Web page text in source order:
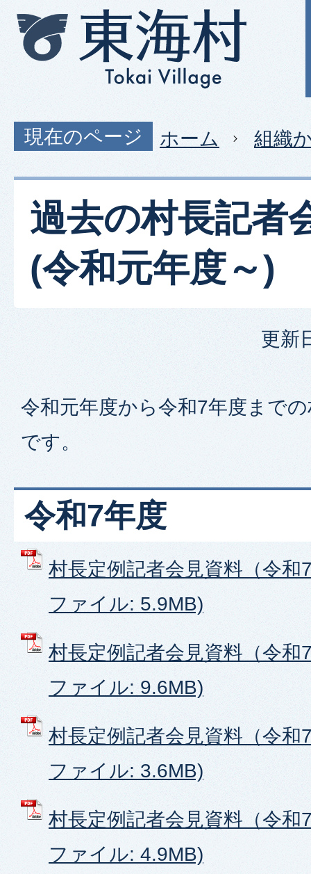
現在のページ ホーム 組織
過去の村長記者
(令和元年度～)
更新
令和元年度から令和7年度まで
です。
令和7年度
村長定例記者会見資料（令和
ファイル: 5.9MB)
村長定例記者会見資料（令和
ファイル: 9.6MB)
村長定例記者会見資料（令和
ファイル: 3.6MB)
村長定例記者会見資料（令和
ファイル: 4.9MB)